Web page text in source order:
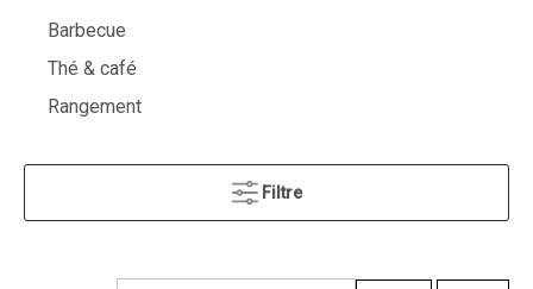
Barbecue
Thé & café
Rangement
Filtre